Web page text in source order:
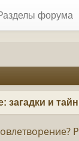
форума
загадки и